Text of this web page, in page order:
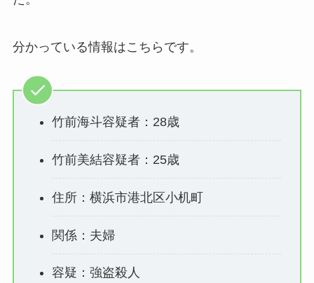
分かっている情報はこちらです。
竹前海斗容疑者：28歳
竹前美結容疑者：25歳
住所：横浜市港北区小机町
関係：夫婦
容疑：強盗殺人